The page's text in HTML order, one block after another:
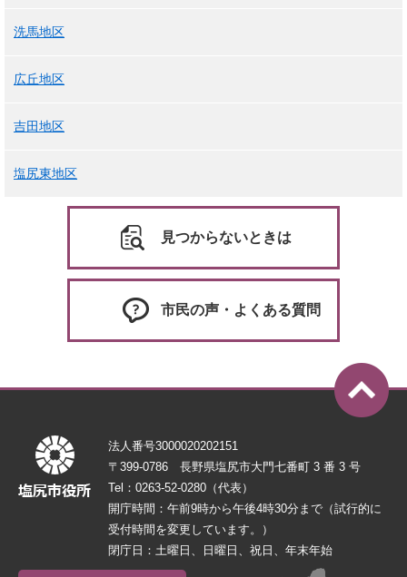
洗馬地区
広丘地区
吉田地区
塩尻東地区
見つからないときは
市民の声・よくある質問
法人番号3000020202151
〒399-0786 長野県塩尻市大門七番町 3 番 3 号
Tel：0263-52-0280（代表）
開庁時間：午前9時から午後4時30分まで（試行的に
受付時間を変更しています。）
閉庁日：土曜日、日曜日、祝日、年末年始